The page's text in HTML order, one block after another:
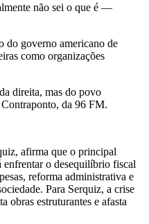
não sei o que é —
do governo americano de
como organizações
direita, mas do povo
da 96 FM.
afirma que o principal
o desequilíbrio fiscal
reforma administrativa e
Para Serquiz, a crise
obras estruturantes e afasta